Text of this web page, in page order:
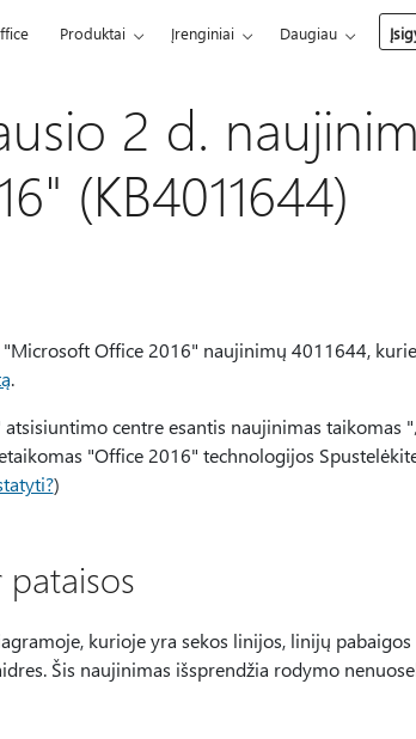
Produktai Įrenginiai Daugiau
2 d.
(KB4011644)
Office 2016" naujinimų 4011644,
.
centre esantis naujinimas taikomas
"Office 2016" technologijos
)
kurioje yra sekos linijos, linijų
Šis naujinimas išsprendžia rodymo